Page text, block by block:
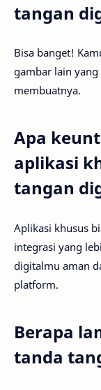
tangan
Bisa banget!
gambar lain
membuatnya.
Apa
aplikasi
tangan
Aplikasi khusus
integrasi yang
digitalmu aman
platform.
Berapa
tanda